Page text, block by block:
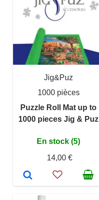
Jig&Puz
1000 pièces
Puzzle Roll Mat up to
1000 pieces Jig & Puz
En stock (5)
14,00 €